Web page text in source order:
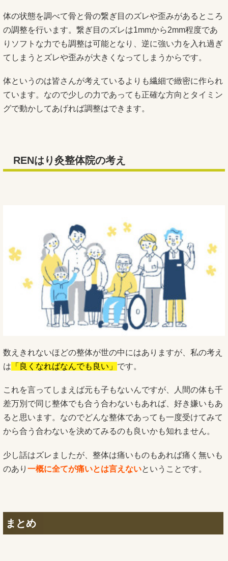
体の状態を調べて骨と骨の繋ぎ目のズレや歪みがあるところ
の調整を行います。繋ぎ目のズレは1mmから2mm程度であ
りソフトな力でも調整は可能となり、逆に強い力を入れ過ぎ
てしまうとズレや歪みが大きくなってしまうからです。
体というのは皆さんが考えているよりも繊細で緻密に作られ
ています。なので少しの力であっても正確な方向とタイミン
グで動かしてあげれば調整はできます。
RENはり灸整体院の考え
数えきれないほどの整体が世の中にはありますが、私の考え
は 「良くなればなんでも良い」 です。
これを言ってしまえば元も子もないんですが、人間の体も千
差万別で同じ整体でも合う合わないもあれば、好き嫌いもあ
ると思います。なのでどんな整体であっても一度受けてみて
から合う合わないを決めてみるのも良いかも知れません。
少し話はズレましたが、整体は痛いものもあれば痛く無いも
のあり 一概に全てが痛いとは言えないということです。
まとめ